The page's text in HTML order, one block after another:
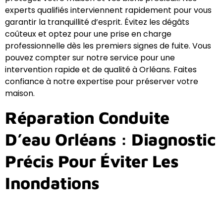
experts qualifiés interviennent rapidement pour vous
garantir la tranquillité d’esprit. Évitez les dégâts
coûteux et optez pour une prise en charge
professionnelle dès les premiers signes de fuite. Vous
pouvez compter sur notre service pour une
intervention rapide et de qualité à Orléans. Faites
confiance à notre expertise pour préserver votre
maison.
Réparation Conduite
D’eau Orléans : Diagnostic
Précis Pour Éviter Les
Inondations